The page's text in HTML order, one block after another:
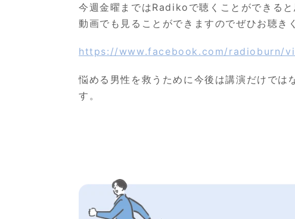
今週金曜まではRadiko で聴くことができると
動画でも見ることができますのでぜひお聴き
https://www.facebook.com/radioburn/
悩める男性を救うために今後は講演だけでは
す。